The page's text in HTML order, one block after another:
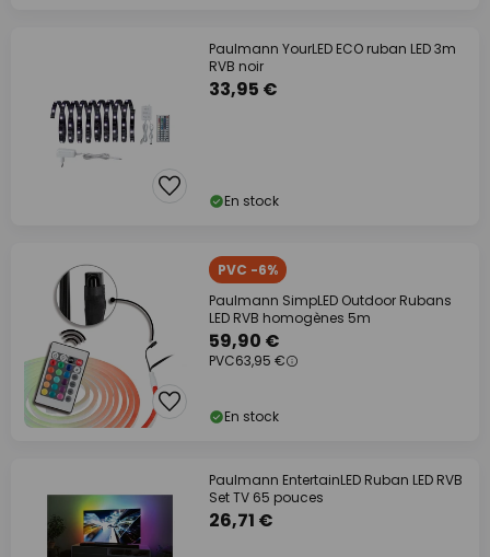
Paulmann YourLED ECO ruban LED 3m
RVB noir
33,95 €
En stock
PVC -6%
Paulmann SimpLED Outdoor Rubans
LED RVB homogènes 5m
59,90 €
PVC63,95 €
En stock
Paulmann EntertainLED Ruban LED RVB
Set TV 65 pouces
26,71 €